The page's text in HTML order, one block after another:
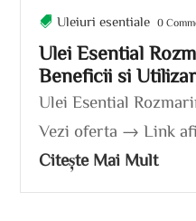
Ulei Esential
Beneficii si
Uleiuri esentiale 0
Ulei Esential
Vezi oferta → Link
Citește Mai Mult